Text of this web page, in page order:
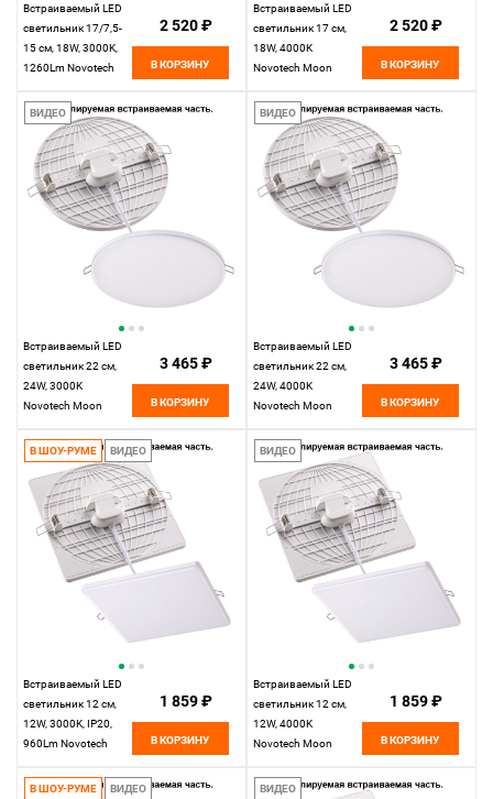
Встраиваемый LED
светильник 17/7,5-
15 см, 18W, 3000K,
1260Lm Novotech
белый, вр 7,5-15 см
2 520 ₽
В КОРЗИНУ
Встраиваемый LED
светильник 17 см,
18W, 4000K
Novotech Moon
вр 7,5-15 см
2 520 ₽
В КОРЗИНУ
ВИДЕО
Встраиваемый LED
светильник 22 см,
24W, 3000K
Novotech Moon
вр 7,5-20 см
3 465 ₽
В КОРЗИНУ
ВИДЕО
Встраиваемый LED
светильник 22 см,
24W, 4000K
Novotech Moon
вр 7,5-20 см
3 465 ₽
В КОРЗИНУ
В ШОУ-РУМЕ ВИДЕО
Встраиваемый LED
светильник 12 см,
12W, 3000K, IP20,
960Lm Novotech
белый, вр 7,5-10 см
1 859 ₽
В КОРЗИНУ
ВИДЕО
Встраиваемый LED
светильник 12 см,
12W, 4000K
Novotech Moon
вр 7,5-10 см
1 859 ₽
В КОРЗИНУ
В ШОУ-РУМЕ ВИДЕО ВИДЕО